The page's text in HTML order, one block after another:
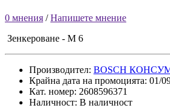
0 мнения /Напишете мнение
Зенкероване - M 6
Производител: BOSCH
Крайна дата на промоцията: 01/
Кат. номер: 2608596371
Наличност: В наличност